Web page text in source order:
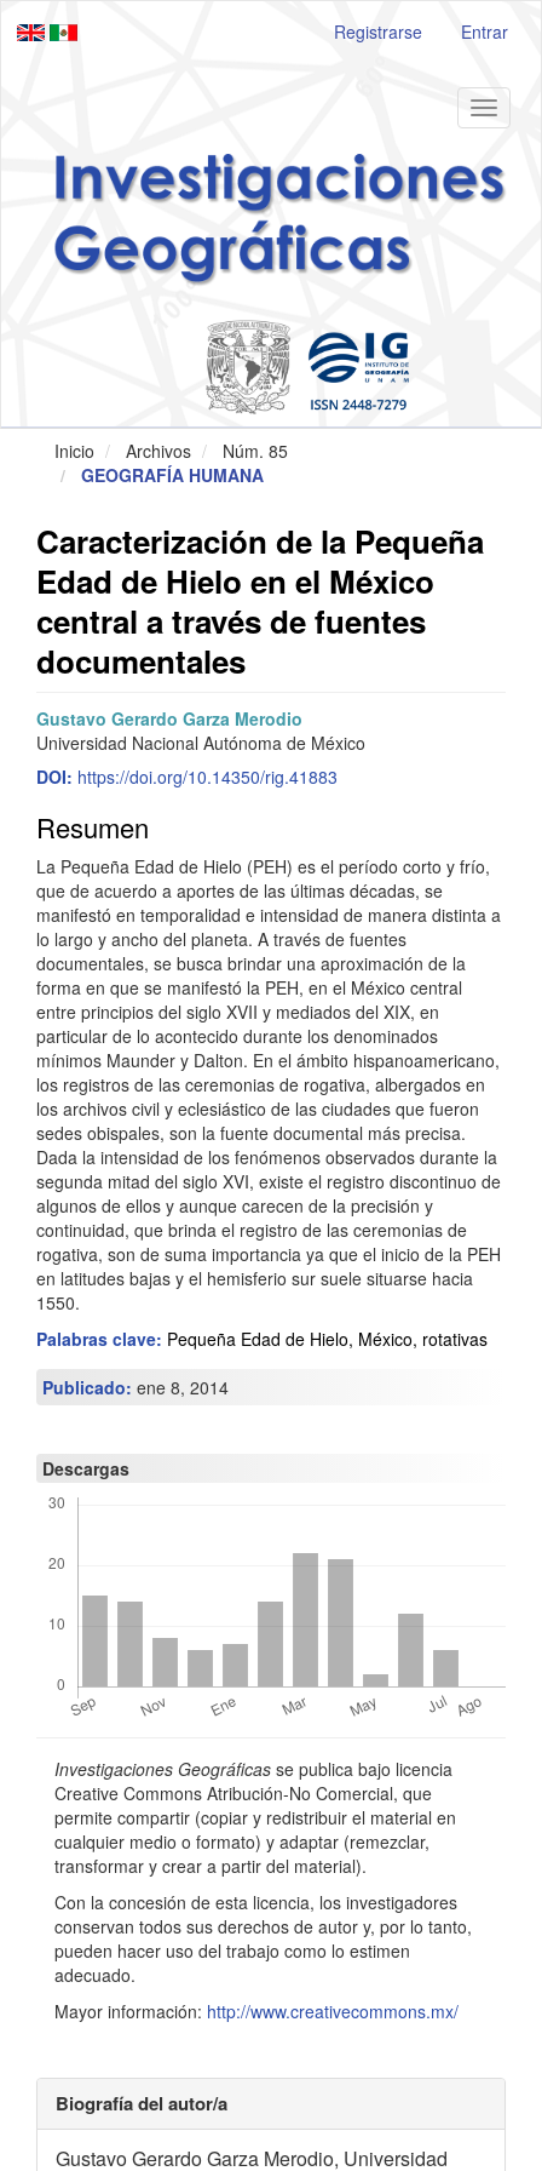
principal
Registrarse Entrar
Toggle
Inicio Archivos
Núm. 85
GEOGRAFÍA HUMANA
Caracterización de la Pequeña
Edad de Hielo en el México
central a través de fuentes
documentales
Barra
lateral
artículo
C
o
n
t
e
n
i
d
o
p
r
i
n
c
i
p
e
a
u
o
Gustavo Gerardo Garza Merodio
Universidad Nacional Autónoma de México
DOI: https://doi.org/10.14350/rig.41883
Resumen
La Pequeña Edad de Hielo (PEH) es el período corto y frío,
que de acuerdo a aportes de las últimas décadas, se
manifestó en temporalidad e intensidad de manera distinta a
lo largo y ancho del planeta. A través de fuentes
documentales, se busca brindar una aproximación de la
forma en que se manifestó la PEH, en el México central
entre principios del siglo XVII y mediados del XIX, en
particular de lo acontecido durante los denominados
mínimos Maunder y Dalton. En el ámbito hispanoamericano,
los registros de las ceremonias de rogativa, albergados en
los archivos civil y eclesiástico de las ciudades que fueron
sedes obispales, son la fuente documental más precisa.
Dada la intensidad de los fenómenos observados durante la
segunda mitad del siglo XVI, existe el registro discontinuo de
algunos de ellos y aunque carecen de la precisión y
continuidad, que brinda el registro de las ceremonias de
rogativa, son de suma importancia ya que el inicio de la PEH
en latitudes bajas y el hemisferio sur suele situarse hacia
1550.
Palabras clave: Pequeña Edad de Hielo, México, rotativas
Publicado: ene 8, 2014
Descargas
Detalles
del
artículo
Investigaciones Geográficas se publica bajo licencia
Creative Commons Atribución-No Comercial, que
permite compartir (copiar y redistribuir el material en
cualquier medio o formato) y adaptar (remezclar,
transformar y crear a partir del material).
Con la concesión de esta licencia, los investigadores
conservan todos sus derechos de autor y, por lo tanto,
pueden hacer uso del trabajo como lo estimen
adecuado.
Mayor información: http://www.creativecommons.mx/
Biografía del autor/a
Gustavo Gerardo Garza Merodio, Universidad